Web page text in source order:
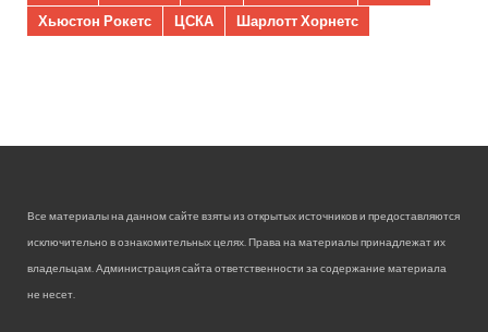
Хьюстон Рокетс
ЦСКА Шарлотт Хорнетс
Все материалы на данном сайте взяты из открытых источников и предоставляются
исключительно в ознакомительных целях. Права на материалы принадлежат их
владельцам. Администрация сайта ответственности за содержание материала
не несет.